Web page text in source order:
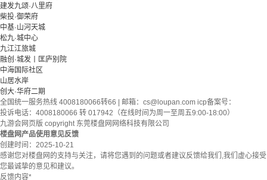
建发九颂·八里府
柴投·御荣府
中基·山河天城
松九·城中心
九江江旅城
融创·城发丨匡庐别院
中海国际社区
山居水岸
创大·华府二期
全国统一服务热线 4008180066转66 | 邮箱： cs@loupan.com icp备案号：
投诉电话：4008180066 转 017942（在线时间为周一至周五9:00-18:00）
九游会网页版 copyright 东莞楼盘网网络科技有限公司
楼盘网产品使用意见反馈
创建时间： 2025-10-21
感谢您对楼盘网的支持与关注，请将您遇到的问题或者建议反馈给我们,我们虚心接受
您最诚挚的意见和建议。
反馈内容*